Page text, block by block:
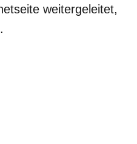
weitergeleitet,